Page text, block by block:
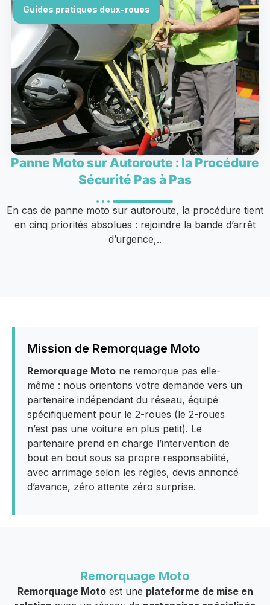
Guides pratiques deux-roues
Panne Moto sur Autoroute : la Procédure
Sécurité Pas à Pas
En cas de panne moto sur autoroute, la procédure tient
en cinq priorités absolues : rejoindre la bande d’arrêt
d’urgence,..
Mission de Remorquage Moto
Remorquage Moto ne remorque pas elle-
même : nous orientons votre demande vers un
partenaire indépendant du réseau, équipé
spécifiquement pour le 2-roues (le 2-roues
n’est pas une voiture en plus petit). Le
partenaire prend en charge l’intervention de
bout en bout sous sa propre responsabilité,
avec arrimage selon les règles, devis annoncé
d’avance, zéro attente zéro surprise.
Remorquage Moto
Remorquage Motoest une plateforme de mise en